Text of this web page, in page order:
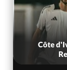
Côte